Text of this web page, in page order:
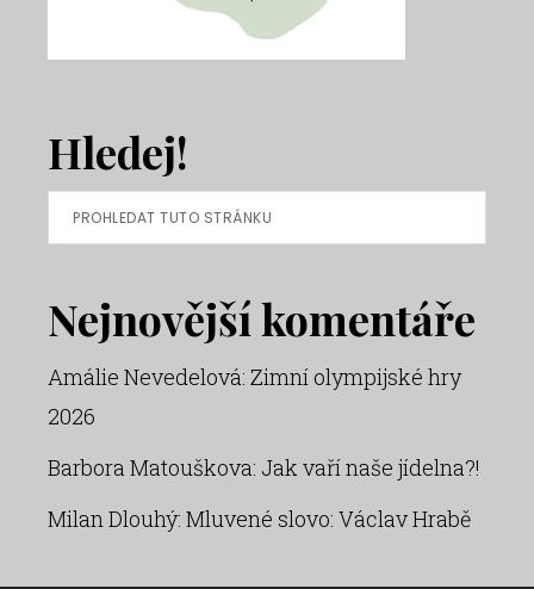
Hledej!
Prohledat
tuto
Nejnovější komentáře
Amálie Nevedelová: Zimní olympijské hry
2026
Barbora Matouškova: Jak vaří naše jídelna?!
Milan Dlouhý: Mluvené slovo: Václav Hrabě